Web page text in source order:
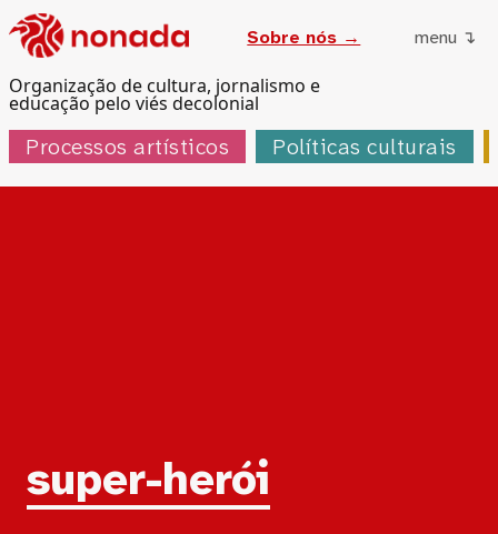
Organização de cultura, jornalismo e
educação pelo viés decolonial
Sobre nós → menu ↴
Processos artísticos Políticas culturais
Tag:
super-herói